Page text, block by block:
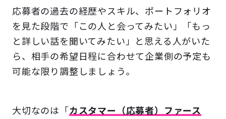
応募者の過去の経歴やスキル、ポートフォリオ
を見た段階で「この人と会ってみたい」「もっ
と詳しい話を聞いてみたい」と思える人がいた
ら、相手の希望日程に合わせて企業側の予定も
可能な限り調整しましょう。
大切なのは「 カスタマー（応募者）ファース